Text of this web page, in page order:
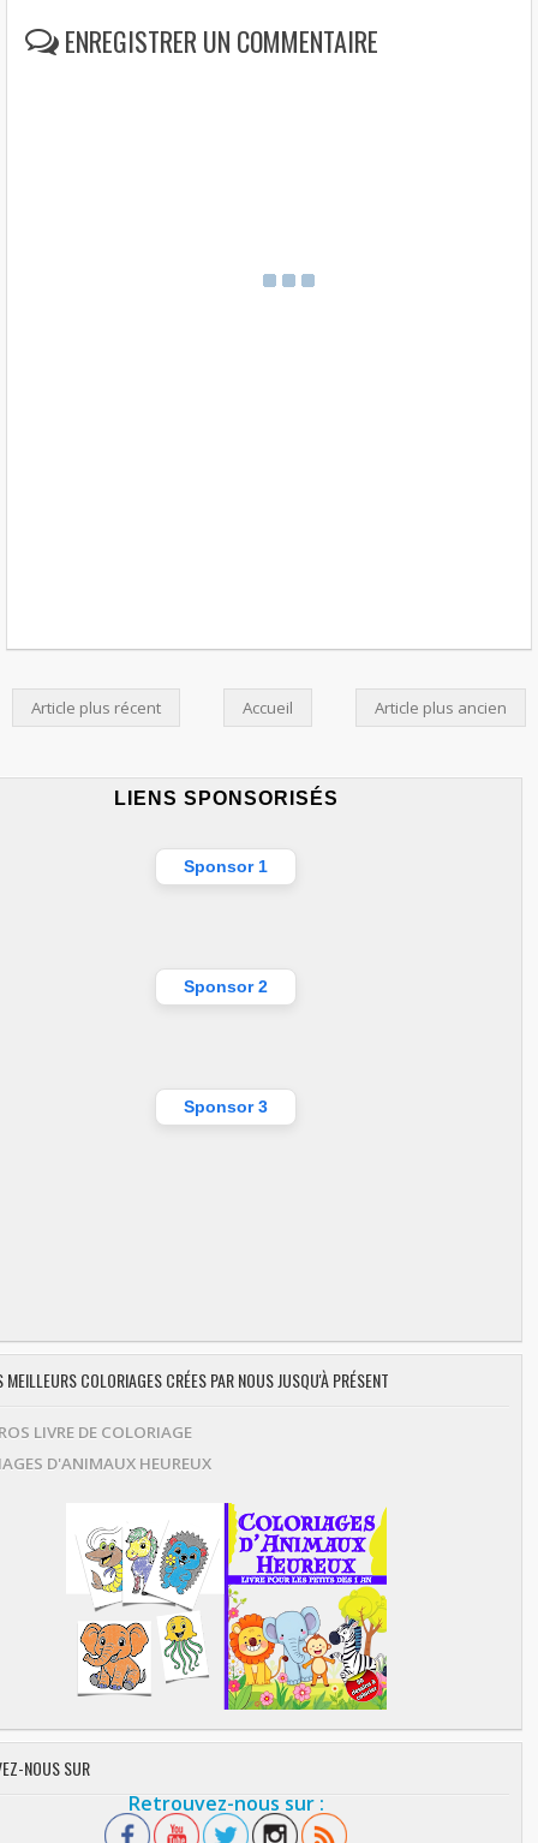
ENREGISTRER UN COMMENTAIRE
Article plus récent Article plus ancien
Accueil
LIENS SPONSORISÉS
Sponsor 1
Sponsor 2
Sponsor 3
MEILLEURS COLORIAGES CRÉES PAR NOUS JUSQU'À PRÉSENT
LIVRE DE COLORIAGE
D'ANIMAUX HEUREUX
NOUS SUR
Retrouvez-nous sur :